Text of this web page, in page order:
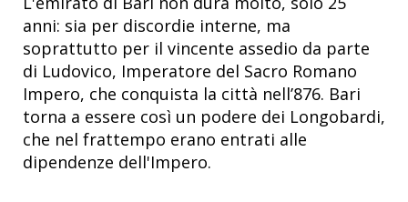
anni: sia per discordie interne, ma
soprattutto per il vincente assedio da parte
di Ludovico, Imperatore del Sacro Romano
Impero, che conquista la città nell’876. Bari
torna a essere così un podere dei Longobardi,
che nel frattempo erano entrati alle
dipendenze dell'Impero.